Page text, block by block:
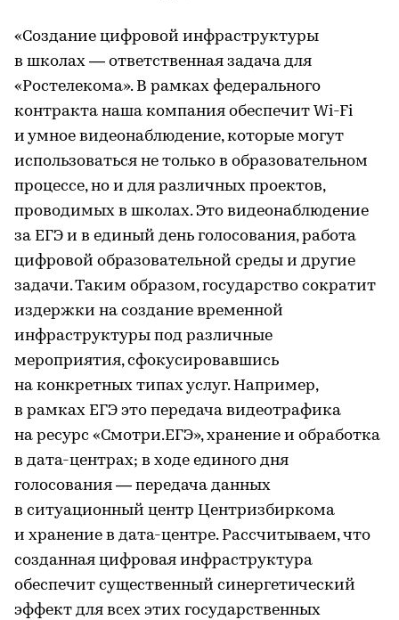
«Создание цифровой инфраструктуры
в школах — ответственная задача для
«Ростелекома». В рамках федерального
контракта наша компания обеспечит Wi-Fi
и умное видеонаблюдение, которые могут
использоваться не только в образовательном
процессе, но и для различных проектов,
проводимых в школах. Это видеонаблюдение
за ЕГЭ и в единый день голосования, работа
цифровой образовательной среды и другие
задачи. Таким образом, государство сократит
издержки на создание временной
инфраструктуры под различные
мероприятия, сфокусировавшись
на конкретных типах услуг. Например,
в рамках ЕГЭ это передача видеотрафика
на ресурс «Смотри.ЕГЭ», хранение и обработка
в дата-центрах; в ходе единого дня
голосования — передача данных
в ситуационный центр Центризбиркома
и хранение в дата-центре. Рассчитываем, что
созданная цифровая инфраструктура
обеспечит существенный синергетический
эффект для всех этих государственных